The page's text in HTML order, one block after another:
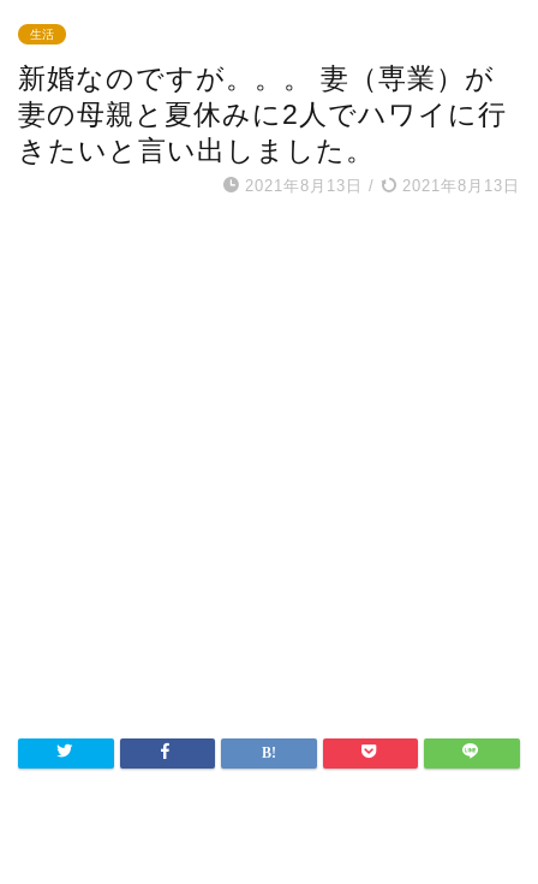
生活
新婚なのですが。。。 妻（専業）が
妻の母親と夏休みに2人でハワイに行
きたいと言い出しました。
2021年8月13日 / 2021年8月13日